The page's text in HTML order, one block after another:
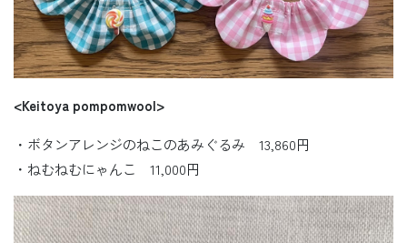
<Keitoya pompomwool>
・ボタンアレンジのねこのあみぐるみ 13,860円
・ねむねむにゃんこ 11,000円